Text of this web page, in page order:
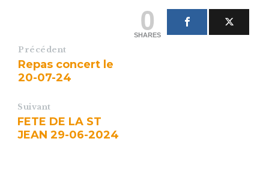
0
SHARES
Précédent
Repas concert le
20-07-24
Suivant
FETE DE LA ST
JEAN 29-06-2024